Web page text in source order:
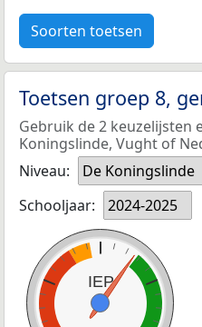
Soorten toetsen
Toetsen groep 8,
Gebruik de 2 keuzelijsten
Koningslinde, Vught of
Niveau:
De Koningslinde
Schooljaar:
2024-2025
IEP